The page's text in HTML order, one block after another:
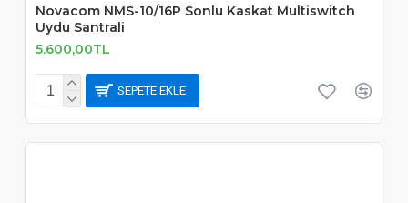
Novacom NMS-10/16P Sonlu Kaskat Multiswitch
Uydu Santrali
5.600,00TL
SEPETE EKLE